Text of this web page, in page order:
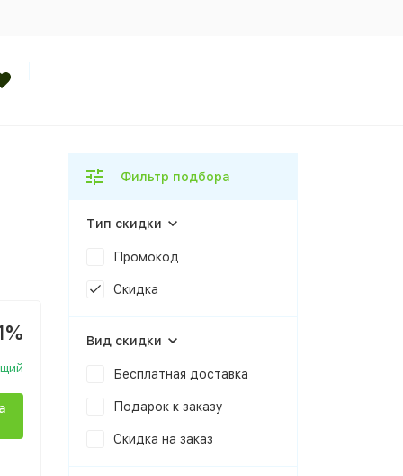
Фильтр подбора
Тип скидки
Промокод
Скидка
Вид скидки
Бесплатная доставка
Подарок к заказу
Скидка на заказ